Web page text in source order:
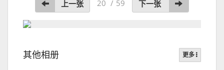
上一张 20 / 59 下一张
更多
其他相册